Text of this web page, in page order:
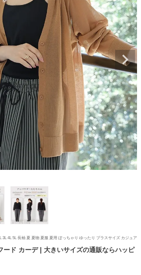
4L 5L 長袖 夏 夏物 夏服 夏用 ぽっちゃり ゆったり プラスサイズ カジュア
ード カーデ | 大きいサイズの通販ならハッピ